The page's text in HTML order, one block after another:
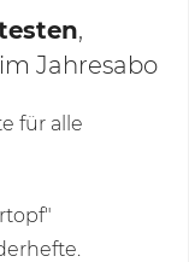
,
im Jahresabo
für alle